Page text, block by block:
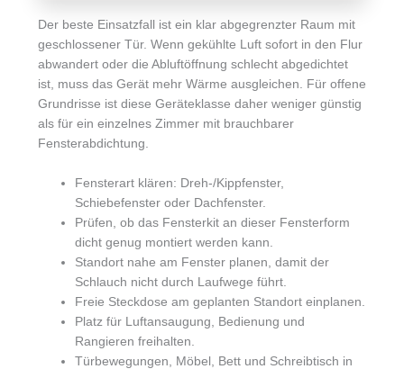
Der beste Einsatzfall ist ein klar abgegrenzter Raum mit
geschlossener Tür. Wenn gekühlte Luft sofort in den Flur
abwandert oder die Abluftöffnung schlecht abgedichtet
ist, muss das Gerät mehr Wärme ausgleichen. Für offene
Grundrisse ist diese Geräteklasse daher weniger günstig
als für ein einzelnes Zimmer mit brauchbarer
Fensterabdichtung.
Fensterart klären: Dreh-/Kippfenster,
Schiebefenster oder Dachfenster.
Prüfen, ob das Fensterkit an dieser Fensterform
dicht genug montiert werden kann.
Standort nahe am Fenster planen, damit der
Schlauch nicht durch Laufwege führt.
Freie Steckdose am geplanten Standort einplanen.
Platz für Luftansaugung, Bedienung und
Rangieren freihalten.
Türbewegungen, Möbel, Bett und Schreibtisch in